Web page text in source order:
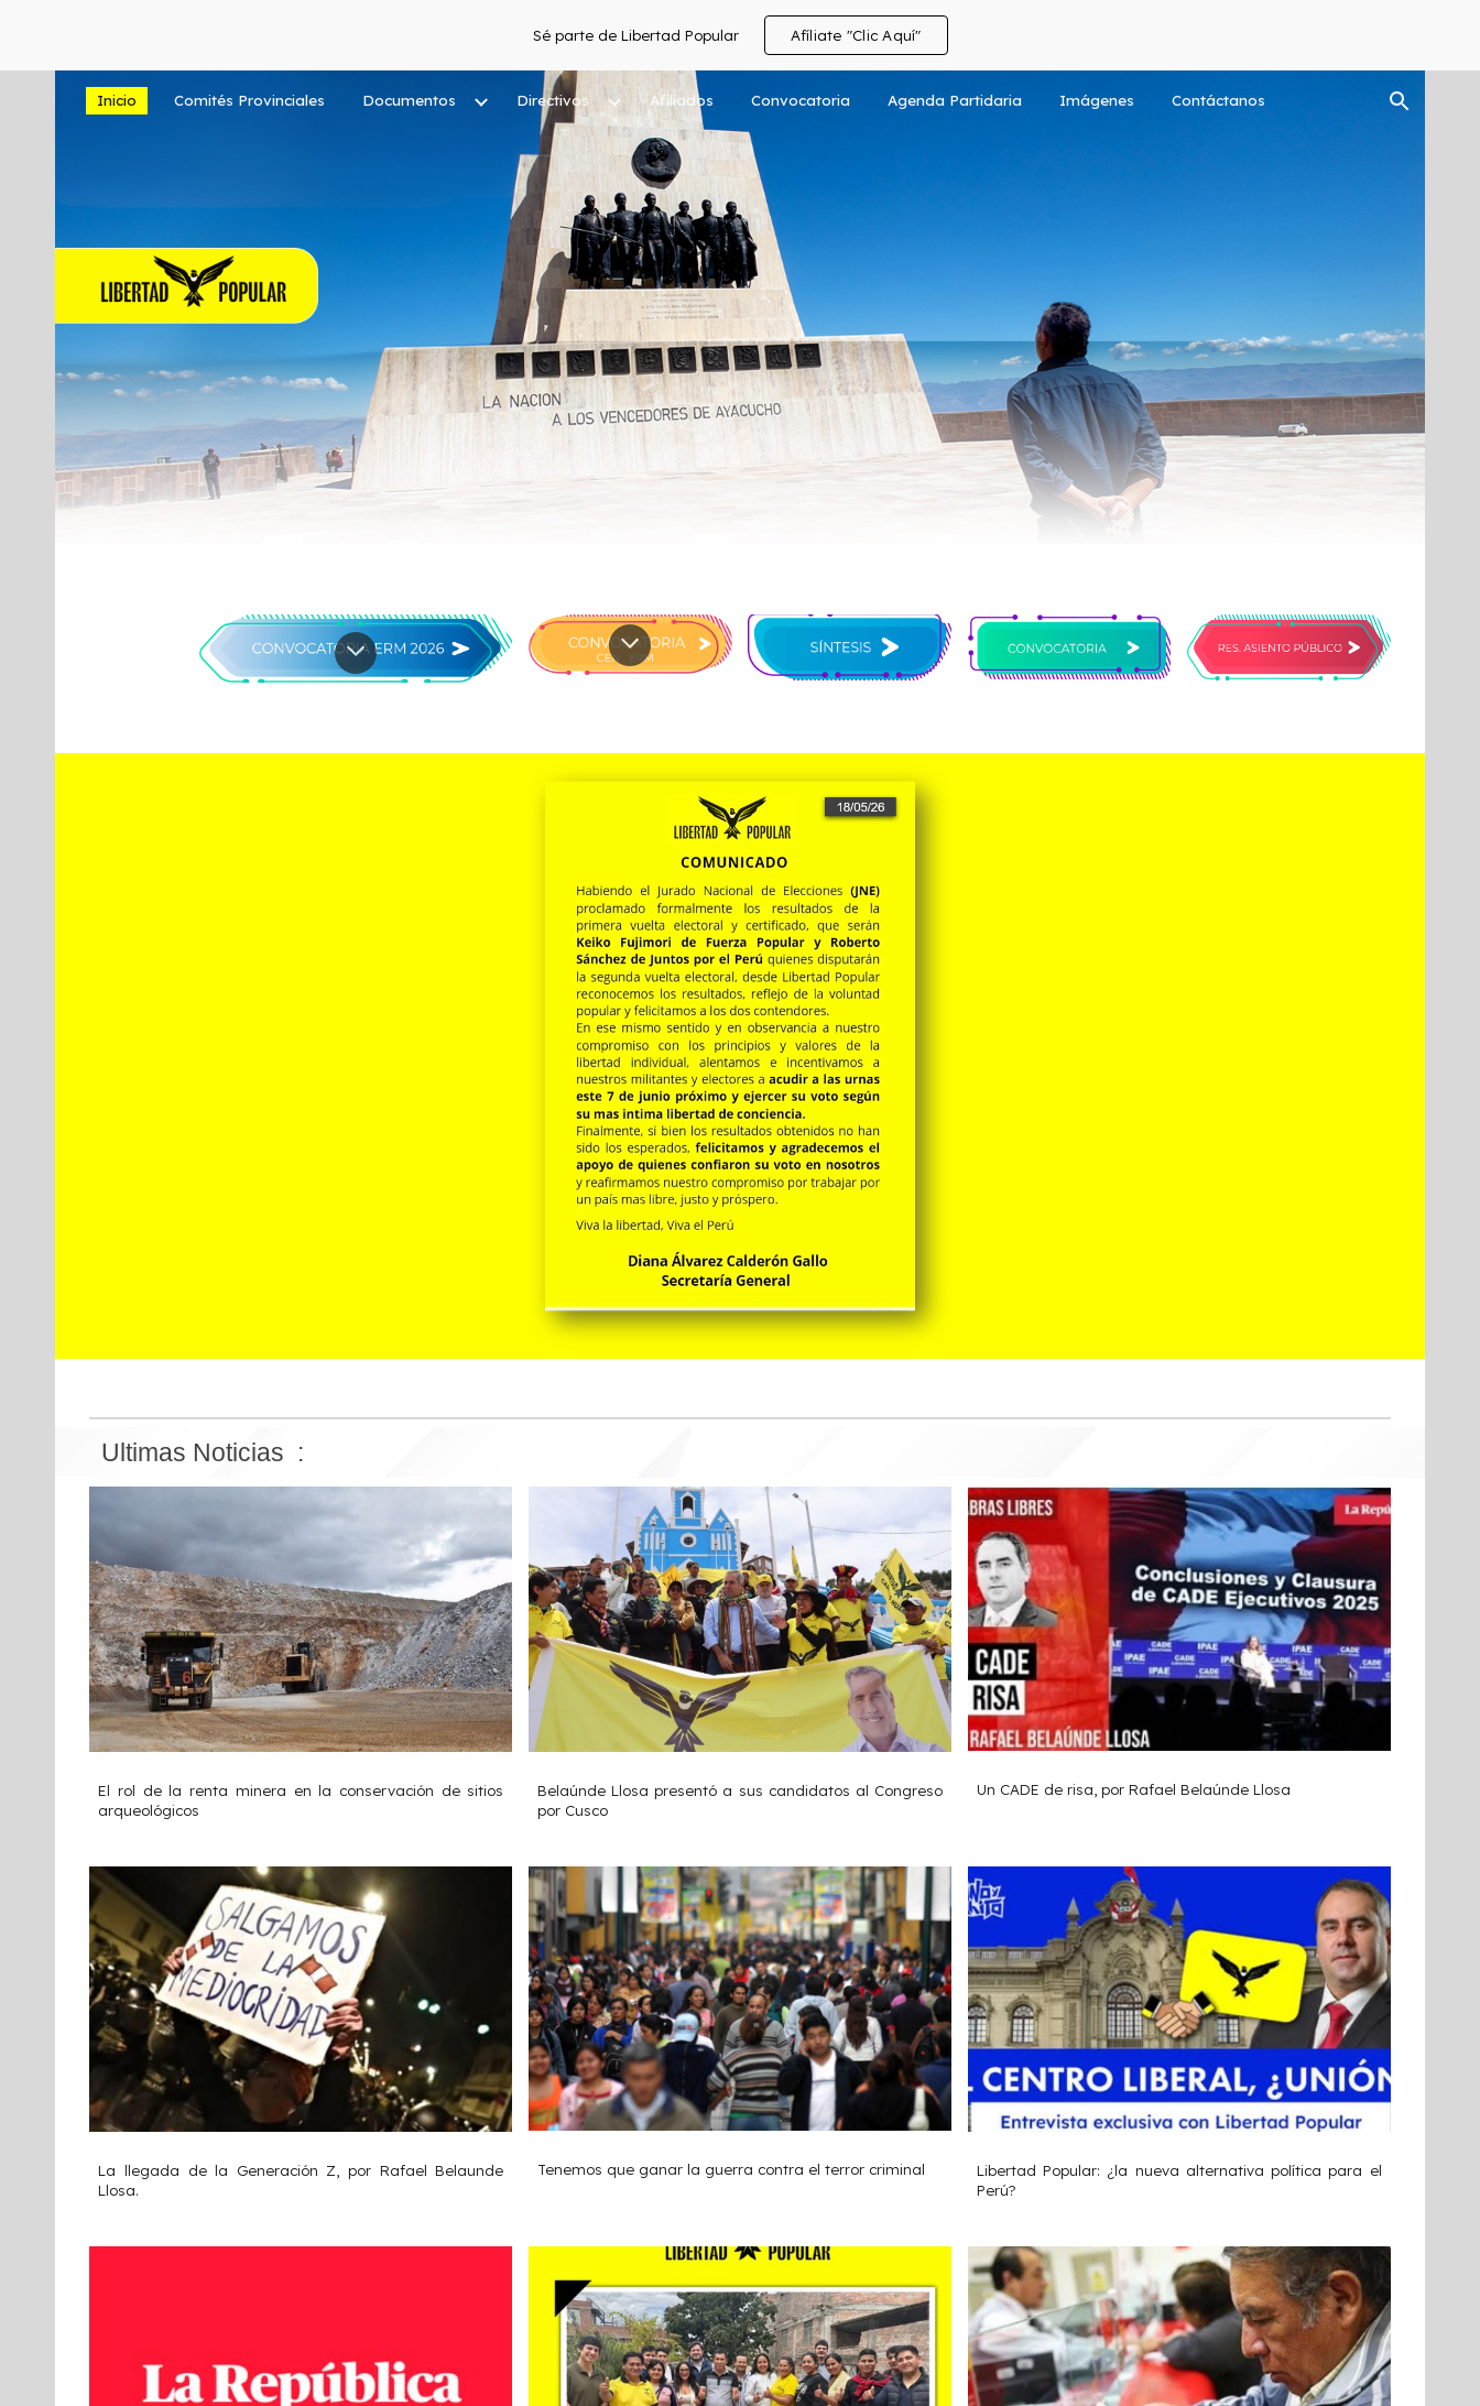
Skip to main content Skip to navigation
Sé parte de Libertad Popular Afíliate "Clic Aquí"
Inicio Comités Provinciales Documentos Directivos Afiliados Convocatoria Agenda Partidaria Imágenes Contáctanos
Ultimas Noticias :
El rol de la renta minera en la conservación de sitios
arqueológicos
Belaúnde Llosa presentó a sus candidatos al Congreso
por Cusco
Un CADE de risa, por Rafael Belaúnde Llosa
La llegada de la Generación Z, por Rafael Belaunde
Llosa.
Tenemos que ganar la guerra contra el terror criminal
Libertad Popular: ¿la nueva alternativa política para el
Perú?